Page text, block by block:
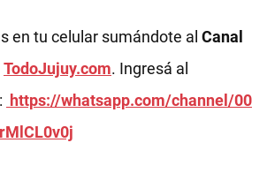
en tu celular sumándote al Canal
TodoJujuy.com. Ingresá al
https://whatsapp.com/channel/00